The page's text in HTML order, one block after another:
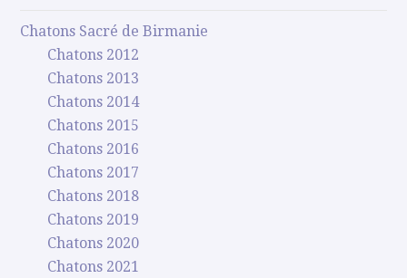
Chatons Sacré de Birmanie
Chatons 2012
Chatons 2013
Chatons 2014
Chatons 2015
Chatons 2016
Chatons 2017
Chatons 2018
Chatons 2019
Chatons 2020
Chatons 2021